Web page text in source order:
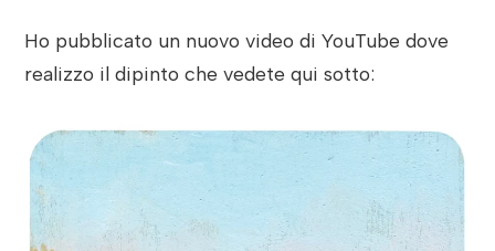
Ho pubblicato un nuovo video di YouTube dove
realizzo il dipinto che vedete qui sotto: